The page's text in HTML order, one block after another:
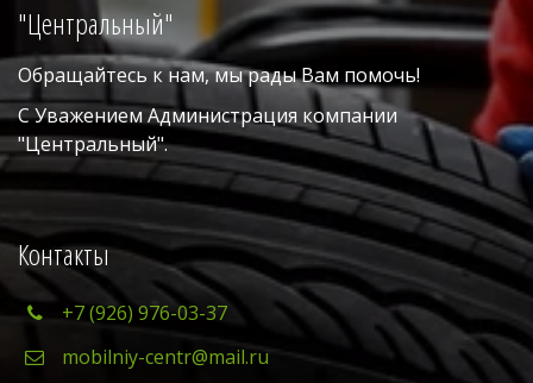
"Центральный"
Обращайтесь к нам, мы рады Вам помочь!
С Уважением Администрация компании
"Центральный".
Контакты
+7 (926) 976-03-37
mobilniy-centr@mail.ru